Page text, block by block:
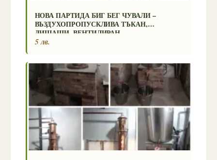
НОВА ПАРТИДА БИГ БЕГ ЧУВАЛИ –
ВЪЗДУХОПРОПУСКЛИВА ТЪКАН,
ДИШАЩИ, ВЕНТИЛИРАН
5 лв.